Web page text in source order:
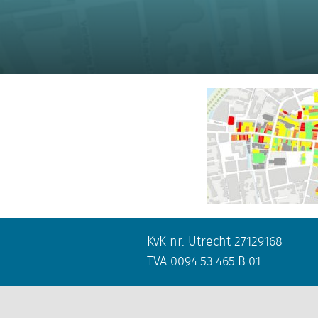
KvK nr. Utrecht 27129168
TVA 0094.53.465.B.01